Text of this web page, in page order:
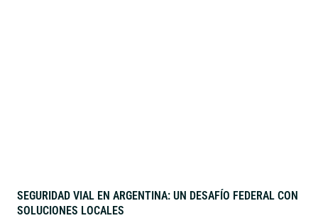
SEGURIDAD VIAL EN ARGENTINA: UN DESAFÍO FEDERAL CON
SOLUCIONES LOCALES